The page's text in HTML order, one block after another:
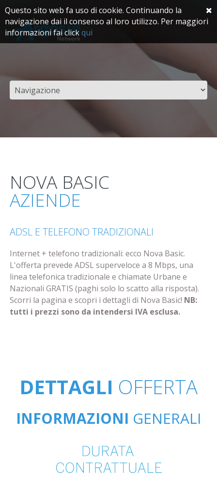
NOVA BASIC
AZIENDE
ADSL E TELEFONO TRADIZIONALI
Internet + telefono tradizionali: ecco Nova Basic.
L'offerta prevede ADSL superveloce a 8 Mbps, una
linea telefonica tradizionale e chiamate Urbane e
Nazionali GRATIS (paghi solo lo scatto alla risposta).
Scorri la pagina e scopri i dettagli di Nova Basic! NB:
tutti i prezzi sono da intendersi IVA esclusa.
DETTAGLI OFFERTA
INFORMAZIONI GENERALI
Questo sito web fa uso di cookie. Continuando la
navigazione dai il consenso al loro utilizzo. Per maggiori
informazioni fai clickqui